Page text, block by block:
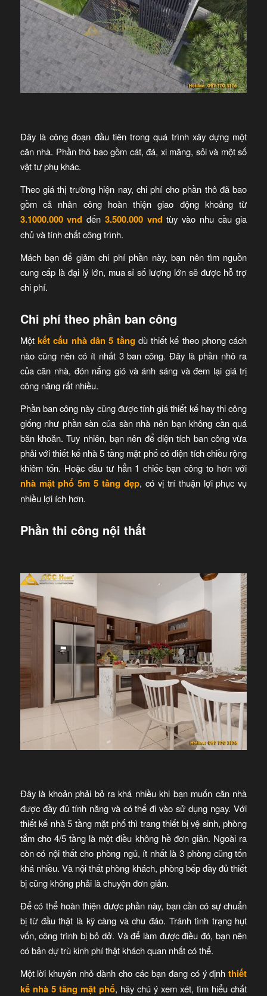
Đây là công đoạn đầu tiên trong quá trình xây dựng một
căn nhà. Phần thô bao gồm cát, đá, xi măng, sỏi và một số
vật tư phụ khác.
Theo giá thị trường hiện nay, chi phí cho phần thô đã bao
gồm cả nhân công hoàn thiện giao động khoảng từ
3.1000.000 vnđ đến 3.500.000 vnđtùy vào nhu cầu gia
chủ và tính chất công trình.
Mách bạn để giảm chi phí phần này, bạn nên tìm nguồn
cung cấp là đại lý lớn, mua sỉ số lượng lớn sẽ được hỗ trợ
chi phí.
Chi phí theo phần ban công
Một kết cấu nhà dân 5 tầng dù thiết kế theo phong cách
nào cũng nên có ít nhất 3 ban công. Đây là phần nhô ra
của căn nhà, đón nắng gió và ánh sáng và đem lại giá trị
công năng rất nhiều.
Phần ban công này cũng được tính giá thiết kế hay thi công
giống như phần sàn của sàn nhà nên bạn không cần quá
băn khoăn. Tuy nhiên, bạn nên để diện tích ban công vừa
phải với thiết kế nhà 5 tầng mặt phố có diện tích chiều rộng
khiêm tốn. Hoặc đầu tư hẳn 1 chiếc bạn công to hơn với
nhà mặt phố 5m 5 tầng đẹp, có vị trí thuận lợi phục vụ
nhiều lợi ích hơn.
Phần thi công nội thất
Đây là khoản phải bỏ ra khá nhiều khi bạn muốn căn nhà
được đầy đủ tính năng và có thể đi vào sử dụng ngay. Với
thiết kế nhà 5 tầng mặt phố thì trang thiết bị vệ sinh, phòng
tắm cho 4/5 tầng là một điều không hề đơn giản. Ngoài ra
còn có nội thất cho phòng ngủ, ít nhất là 3 phòng cũng tốn
khá nhiều. Và nội thất phòng khách, phòng bếp đầy đủ thiết
bị cũng không phải là chuyện đơn giản.
Để có thể hoàn thiện được phần này, bạn cần có sự chuẩn
bị từ đầu thật là kỹ càng và chu đáo. Tránh tình trạng hụt
vốn, công trình bị bỏ dở. Và để làm được điều đó, bạn nên
có bản dự trù kinh phí thật khách quan nhất có thể.
Một lời khuyên nhỏ dành cho các bạn đang có ý địnhthiết
kế nhà 5 tầng mặt phố, hãy chú ý xem xét, tìm hiểu chất